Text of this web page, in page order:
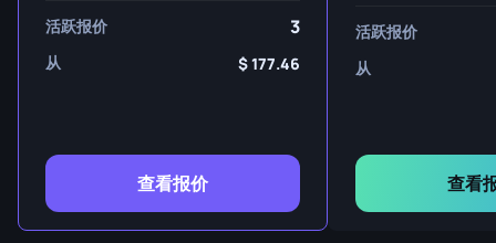
活跃报价 3
从 177.46
查看报价
活跃报价
从
查看